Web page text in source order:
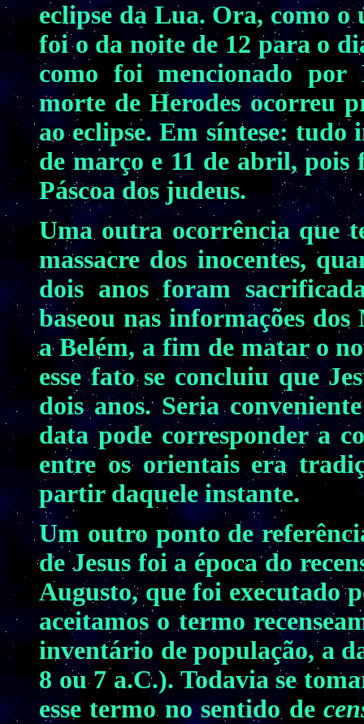
eclipse da Lua. Ora, como
foi o da noite de 12 para o
como foi mencionado por
morte de Herodes ocorreu
ao eclipse. Em síntese:
de março e 11 de abril,
Páscoa dos judeus.
Uma outra ocorrência que
massacre dos inocentes,
dois anos foram
baseou nas informações
a Belém, a fim de matar o
esse fato se concluiu que
dois anos. Seria
data pode corresponder a
entre os orientais era
partir daquele instante.
Um outro ponto de
de Jesus foi a época do
Augusto, que foi executado
aceitamos o termo
inventário de população, a
8 ou 7 a.C.). Todavia se
esse termo no sentido de